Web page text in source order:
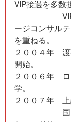
VIP接遇を多数
VIP接遇を
ージコンサル
を重ねる。
２００４年 渡
開始。
２００６年 ロ
学。
２００７年 上
国内大手